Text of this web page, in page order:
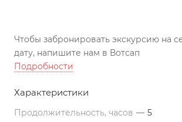
Чтобы забронировать экскурсию на
дату, напишите нам в Вотсап
Подробности
Характеристики
Продолжительность, часов — 5